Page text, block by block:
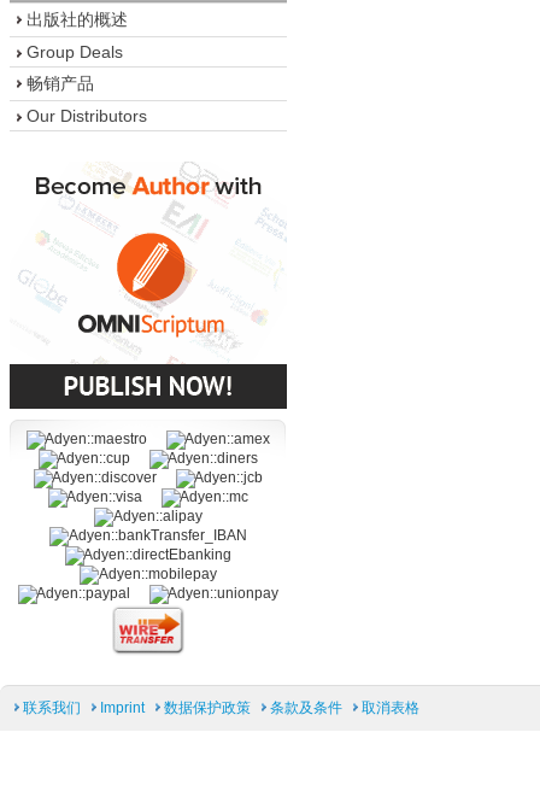
出版社的概述
Group Deals
畅销产品
Our Distributors
联系我们 Imprint 数据保护政策 条款及条件 取消表格